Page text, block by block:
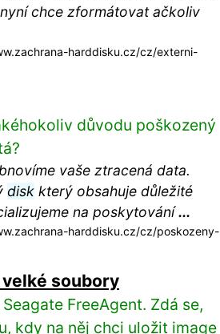
chce zformátovat ačkoliv
harddisku.cz/cz/externi-
důvodu poškozený
vaše ztracená data.
diskkterý obsahuje důležité
na poskytování...
harddisku.cz/cz/poskozeny-
soubory
Seagate FreeAgent. Zdá se,
kdy na něj chci uložit image